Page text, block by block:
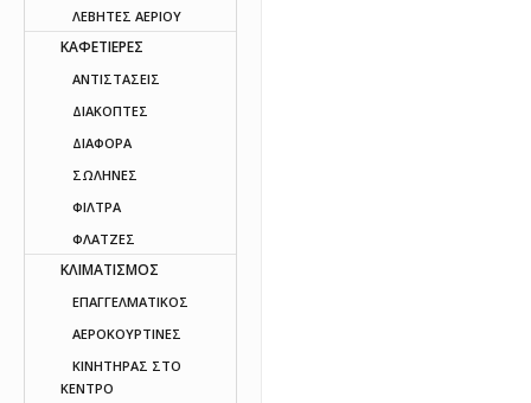
ΛΕΒΗΤΕΣ ΑΕΡΙΟΥ
ΚΑΦΕΤΙΕΡΕΣ
ΑΝΤΙΣΤΑΣΕΙΣ
ΔΙΑΚΟΠΤΕΣ
ΔΙΑΦΟΡΑ
ΣΩΛΗΝΕΣ
ΦΙΛΤΡΑ
ΦΛΑΤΖΕΣ
ΚΛΙΜΑΤΙΣΜΟΣ
ΕΠΑΓΓΕΛΜΑΤΙΚΟΣ
ΑΕΡΟΚΟΥΡΤΙΝΕΣ
ΚΙΝΗΤΗΡΑΣ ΣΤΟ
ΚΕΝΤΡΟ